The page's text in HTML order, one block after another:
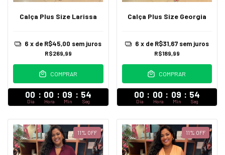
Calça Plus Size Larissa
R$269,99
6 x de R$45,00 sem juros
COMPRAR
00 : 00 : 09 : 52
Dia Hora Min Seg
Calça Plus Size Georgia
R$189,99
6 x de R$31,67 sem juros
COMPRAR
00 : 00 : 09 : 52
Dia Hora Min Seg
11% OFF 11% OFF